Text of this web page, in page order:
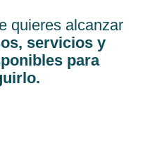
quieres alcanzar
servicios y
para